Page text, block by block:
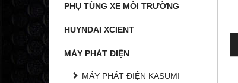
PHỤ TÙNG XE MÔI TRƯỜNG
HUYNDAI XCIENT
MÁY PHÁT ĐIỆN
MÁY PHÁT ĐIỆN KASUMI